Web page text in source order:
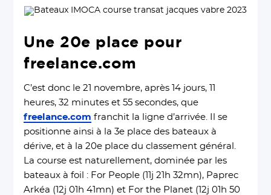
Une 20e place pour
freelance.com
C’est donc le 21 novembre, après 14 jours, 11
heures, 32 minutes et 55 secondes, que
freelance.com franchit la ligne d’arrivée. Il se
positionne ainsi à la 3e place des bateaux à
dérive, et à la 20e place du classement général.
La course est naturellement, dominée par les
bateaux à foil : For People (11j 21h 32mn), Paprec
Arkéa (12j 01h 41mn) et For the Planet (12j 01h 50